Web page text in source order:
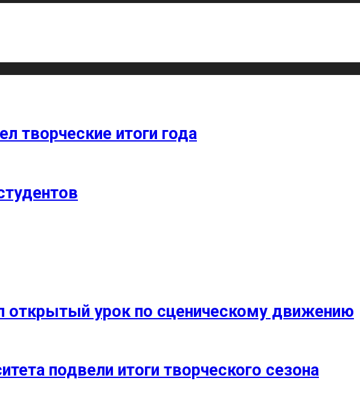
творческие итоги года
открытый урок по сценическому движению
подвели итоги творческого сезона